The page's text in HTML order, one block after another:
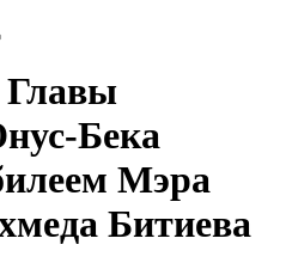
Главы
Бека
Мэра
Битиева